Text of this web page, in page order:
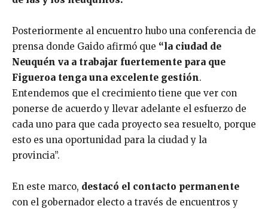
Posteriormente al encuentro hubo una conferencia de
prensa donde Gaido afirmó que “la ciudad de
Neuquén va a trabajar fuertemente para que
Figueroa tenga una excelente gestión.
Entendemos que el crecimiento tiene que ver con
ponerse de acuerdo y llevar adelante el esfuerzo de
cada uno para que cada proyecto sea resuelto, porque
esto es una oportunidad para la ciudad y la
provincia”.
En este marco, destacó el contacto permanente
con el gobernador electo a través de encuentros y